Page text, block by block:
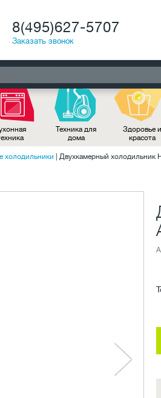
8(495)627-5707
Заказать звонок
Техника для
дома
Здоровье и
красота
холодильники Двухкамерный холодильник